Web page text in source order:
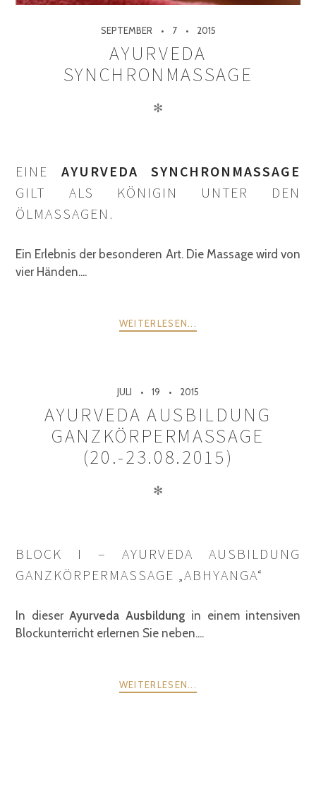
SEPTEMBER 7 2015
AYURVEDA
SYNCHRONMASSAGE
✻
EINE AYURVEDA SYNCHRONMASSAGE
GILT ALS KÖNIGIN UNTER DEN
ÖLMASSAGEN.
Ein Erlebnis der besonderen Art. Die Massage wird von
vier Händen....
WEITERLESEN...
JULI 19 2015
AYURVEDA AUSBILDUNG
GANZKÖRPERMASSAGE
(20.-23.08.2015)
✻
BLOCK I – AYURVEDA AUSBILDUNG
GANZKÖRPERMASSAGE „ABHYANGA“
In dieser Ayurveda Ausbildung in einem intensiven
Blockunterricht erlernen Sie neben....
WEITERLESEN...